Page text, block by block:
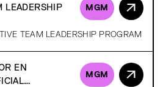
LEADERSHIP MGM
TEAM LEADERSHIP PROGRAM
EN
MGM